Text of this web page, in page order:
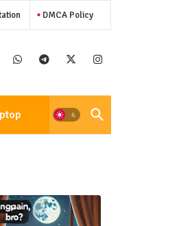
DMCA Policy